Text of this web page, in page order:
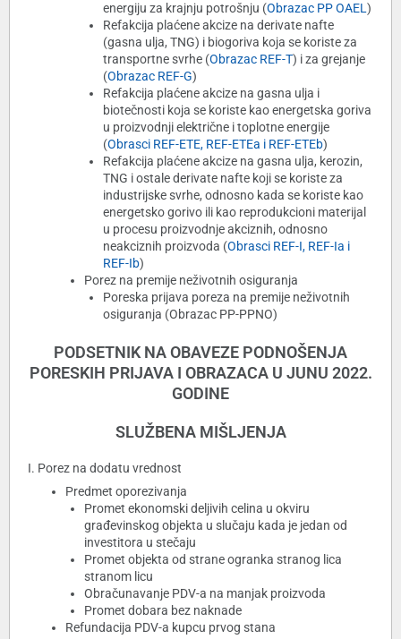
energiju za krajnju potrošnju (Obrazac PP OAEL)
Refakcija plaćene akcize na derivate nafte
(gasna ulja, TNG) i biogoriva koja se koriste za
transportne svrhe (Obrazac REF-T) i za grejanje
(Obrazac REF-G)
Refakcija plaćene akcize na gasna ulja i
biotečnosti koja se koriste kao energetska goriva
u proizvodnji električne i toplotne energije
(Obrasci REF-ETE, REF-ETEa i REF-ETEb)
Refakcija plaćene akcize na gasna ulja, kerozin,
TNG i ostale derivate nafte koji se koriste za
industrijske svrhe, odnosno kada se koriste kao
energetsko gorivo ili kao reprodukcioni materijal
u procesu proizvodnje akciznih, odnosno
neakciznih proizvoda (Obrasci REF-I, REF-Ia i
REF-Ib)
Porez na premije neživotnih osiguranja
Poreska prijava poreza na premije neživotnih
osiguranja (Obrazac PP-PPNO)
PODSETNIK NA OBAVEZE PODNOŠENJA
PORESKIH PRIJAVA I OBRAZACA U JUNU 2022.
GODINE
SLUŽBENA MIŠLJENJA
I. Porez na dodatu vrednost
Predmet oporezivanja
Promet ekonomski deljivih celina u okviru
građevinskog objekta u slučaju kada je jedan od
investitora u stečaju
Promet objekta od strane ogranka stranog lica
stranom licu
Obračunavanje PDV-a na manjak proizvoda
Promet dobara bez naknade
Refundacija PDV-a kupcu prvog stana